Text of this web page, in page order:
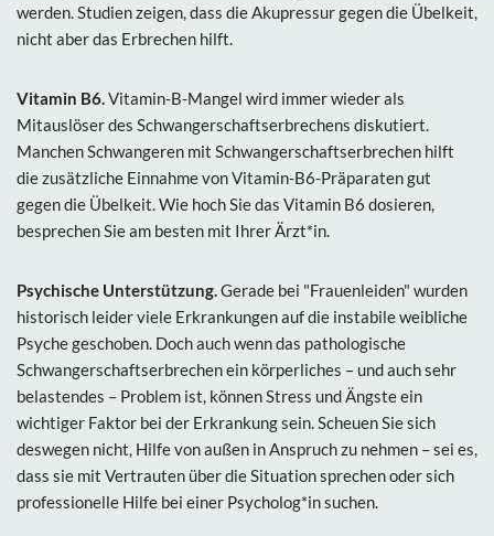
werden. Studien zeigen, dass die Akupressur gegen die Übelkeit,
nicht aber das Erbrechen hilft.
Vitamin B6. Vitamin-B-Mangel wird immer wieder als
Mitauslöser des Schwangerschaftserbrechens diskutiert.
Manchen Schwangeren mit Schwangerschaftserbrechen hilft
die zusätzliche Einnahme von Vitamin-B6-Präparaten gut
gegen die Übelkeit. Wie hoch Sie das Vitamin B6 dosieren,
besprechen Sie am besten mit Ihrer Ärzt*in.
Psychische Unterstützung. Gerade bei "Frauenleiden" wurden
historisch leider viele Erkrankungen auf die instabile weibliche
Psyche geschoben. Doch auch wenn das pathologische
Schwangerschaftserbrechen ein körperliches – und auch sehr
belastendes – Problem ist, können Stress und Ängste ein
wichtiger Faktor bei der Erkrankung sein. Scheuen Sie sich
deswegen nicht, Hilfe von außen in Anspruch zu nehmen – sei es,
dass sie mit Vertrauten über die Situation sprechen oder sich
professionelle Hilfe bei einer Psycholog*in suchen.